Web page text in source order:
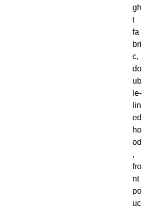
gh
t
fa
bri
c,
do
ub
le-
lin
ed
ho
od
,
fro
nt
po
uc